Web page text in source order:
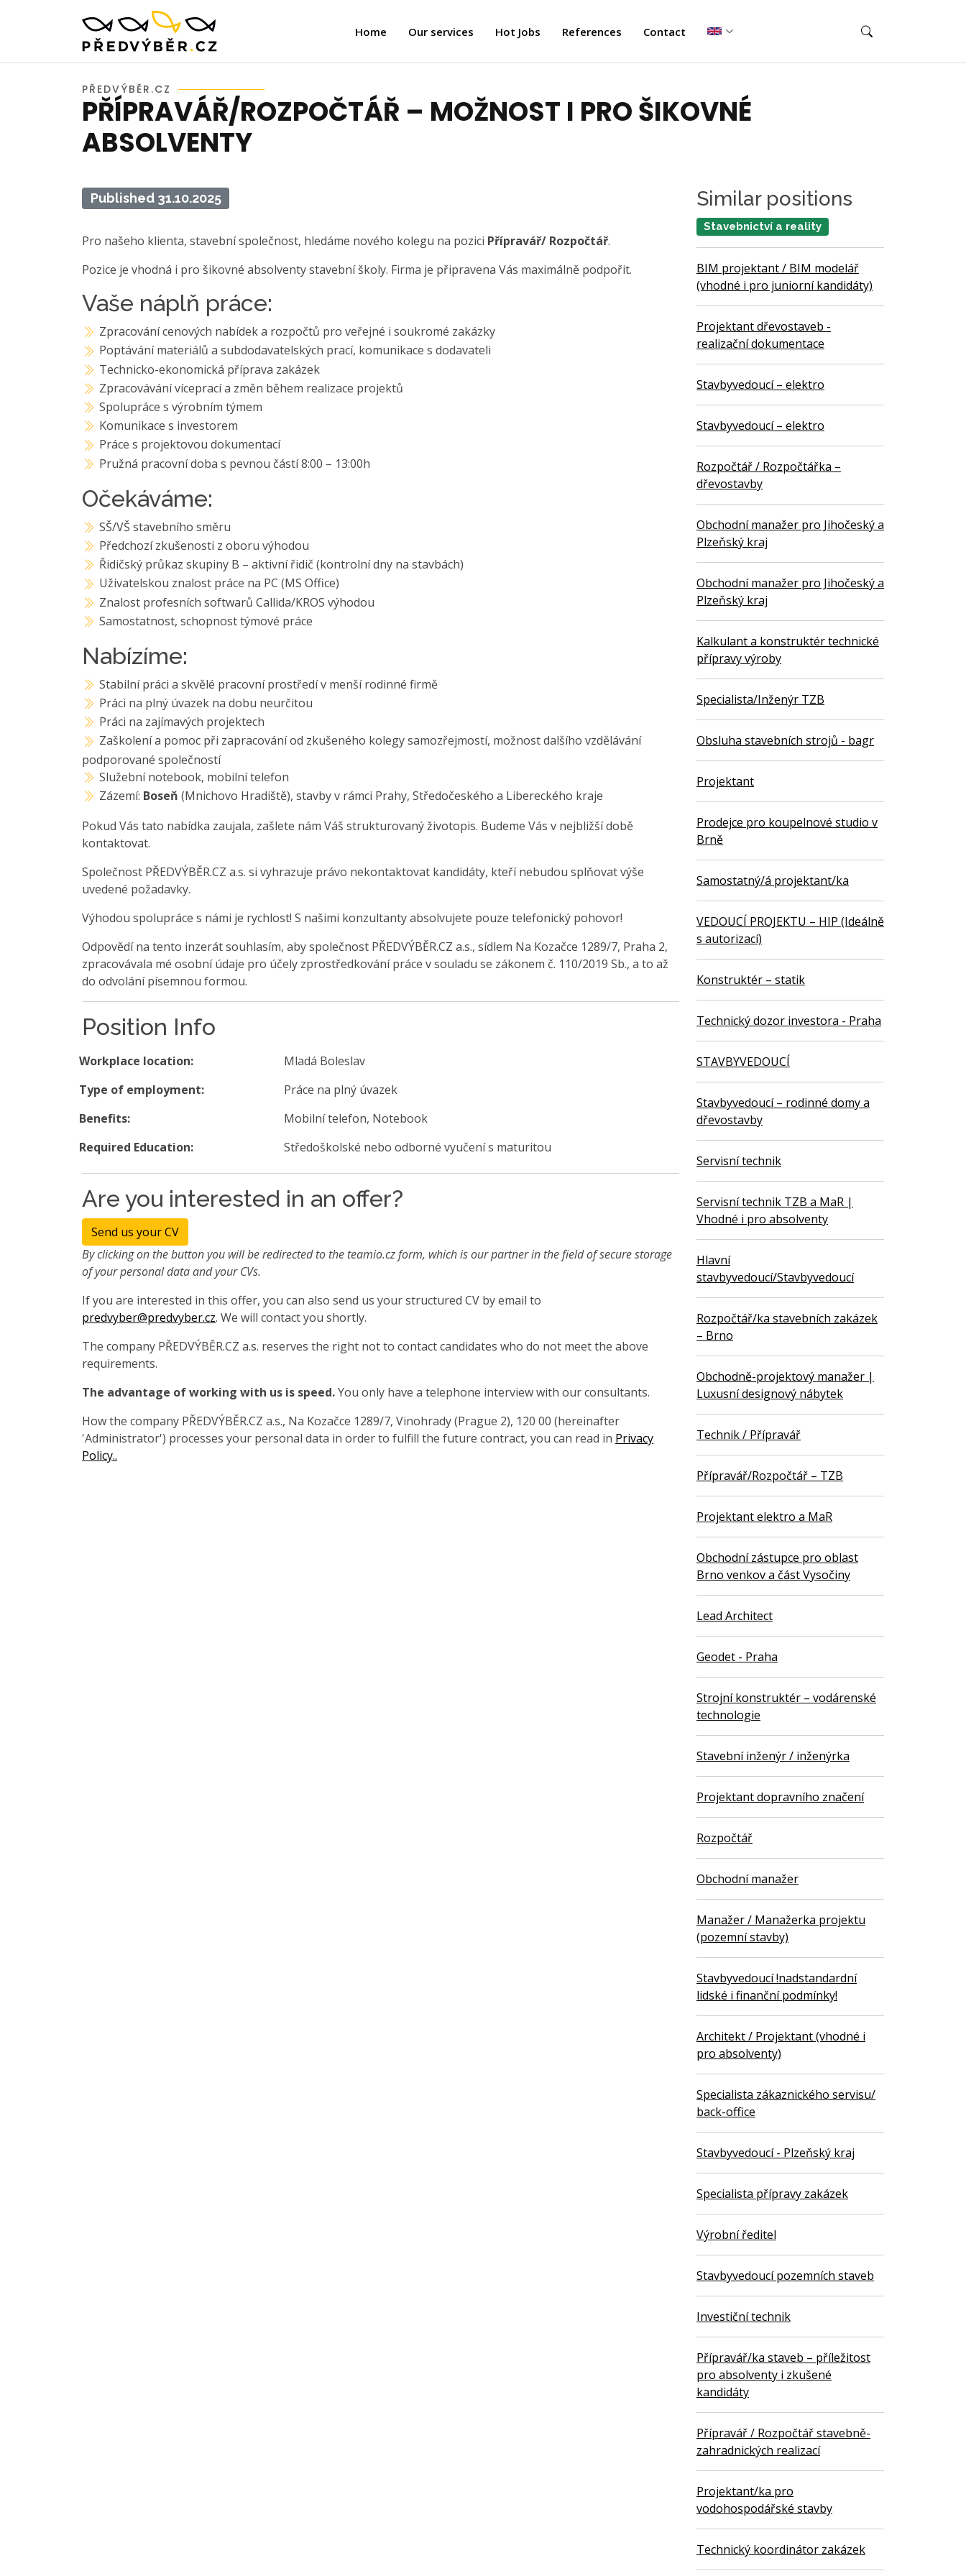
Home Our services Hot Jobs References Contact
PŘEDVÝBĚR.CZ
PŘÍPRAVÁŘ/ROZPOČTÁŘ – MOŽNOST I PRO ŠIKOVNÉ
ABSOLVENTY
Published 31.10.2025
Pro našeho klienta, stavební společnost, hledáme nového kolegu na pozici Přípravář/ Rozpočtář.
Pozice je vhodná i pro šikovné absolventy stavební školy. Firma je připravena Vás maximálně podpořit.
Vaše náplň práce:
Zpracování cenových nabídek a rozpočtů pro veřejné i soukromé zakázky
Poptávání materiálů a subdodavatelských prací, komunikace s dodavateli
Technicko-ekonomická příprava zakázek
Zpracovávání víceprací a změn během realizace projektů
Spolupráce s výrobním týmem
Komunikace s investorem
Práce s projektovou dokumentací
Pružná pracovní doba s pevnou částí 8:00 – 13:00h
Očekáváme:
SŠ/VŠ stavebního směru
Předchozí zkušenosti z oboru výhodou
Řidičský průkaz skupiny B – aktivní řidič (kontrolní dny na stavbách)
Uživatelskou znalost práce na PC (MS Office)
Znalost profesních softwarů Callida/KROS výhodou
Samostatnost, schopnost týmové práce
Nabízíme:
Stabilní práci a skvělé pracovní prostředí v menší rodinné firmě
Práci na plný úvazek na dobu neurčitou
Práci na zajímavých projektech
Zaškolení a pomoc při zapracování od zkušeného kolegy samozřejmostí, možnost dalšího vzdělávání
podporované společností
Služební notebook, mobilní telefon
Zázemí: Boseň (Mnichovo Hradiště), stavby v rámci Prahy, Středočeského a Libereckého kraje
Pokud Vás tato nabídka zaujala, zašlete nám Váš strukturovaný životopis. Budeme Vás v nejbližší době
kontaktovat.
Společnost PŘEDVÝBĚR.CZ a.s. si vyhrazuje právo nekontaktovat kandidáty, kteří nebudou splňovat výše
uvedené požadavky.
Výhodou spolupráce s námi je rychlost! S našimi konzultanty absolvujete pouze telefonický pohovor!
Odpovědí na tento inzerát souhlasím, aby společnost PŘEDVÝBĚR.CZ a.s., sídlem Na Kozačce 1289/7, Praha 2,
zpracovávala mé osobní údaje pro účely zprostředkování práce v souladu se zákonem č. 110/2019 Sb., a to až
do odvolání písemnou formou.
Position Info
Workplace location:
Mladá Boleslav
Type of employment:
Práce na plný úvazek
Benefits:
Mobilní telefon, Notebook
Required Education:
Středoškolské nebo odborné vyučení s maturitou
Are you interested in an offer?
Send us your CV
By clicking on the button you will be redirected to the teamio.cz form, which is our partner in the field of secure storage
of your personal data and your CVs.
If you are interested in this offer, you can also send us your structured CV by email to
predvyber@predvyber.cz. We will contact you shortly.
The company PŘEDVÝBĚR.CZ a.s. reserves the right not to contact candidates who do not meet the above
requirements.
The advantage of working with us is speed.You only have a telephone interview with our consultants.
How the company PŘEDVÝBĚR.CZ a.s., Na Kozačce 1289/7, Vinohrady (Prague 2), 120 00 (hereinafter
'Administrator') processes your personal data in order to fulfill the future contract, you can read in Privacy
Policy..
Similar positions
Stavebnictví a reality
BIM projektant / BIM modelář
(vhodné i pro juniorní kandidáty)
Projektant dřevostaveb -
realizační dokumentace
Stavbyvedoucí – elektro
Stavbyvedoucí – elektro
Rozpočtář / Rozpočtářka –
dřevostavby
Obchodní manažer pro Jihočeský a
Plzeňský kraj
Obchodní manažer pro Jihočeský a
Plzeňský kraj
Kalkulant a konstruktér technické
přípravy výroby
Specialista/Inženýr TZB
Obsluha stavebních strojů - bagr
Projektant
Prodejce pro koupelnové studio v
Brně
Samostatný/á projektant/ka
VEDOUCÍ PROJEKTU – HIP (Ideálně
s autorizací)
Konstruktér – statik
Technický dozor investora - Praha
STAVBYVEDOUCÍ
Stavbyvedoucí – rodinné domy a
dřevostavby
Servisní technik
Servisní technik TZB a MaR |
Vhodné i pro absolventy
Hlavní
stavbyvedoucí/Stavbyvedoucí
Rozpočtář/ka stavebních zakázek
– Brno
Obchodně-projektový manažer |
Luxusní designový nábytek
Technik / Přípravář
Přípravář/Rozpočtář – TZB
Projektant elektro a MaR
Obchodní zástupce pro oblast
Brno venkov a část Vysočiny
Lead Architect
Geodet - Praha
Strojní konstruktér – vodárenské
technologie
Stavební inženýr / inženýrka
Projektant dopravního značení
Rozpočtář
Obchodní manažer
Manažer / Manažerka projektu
(pozemní stavby)
Stavbyvedoucí !nadstandardní
lidské i finanční podmínky!
Architekt / Projektant (vhodné i
pro absolventy)
Specialista zákaznického servisu/
back-office
Stavbyvedoucí - Plzeňský kraj
Specialista přípravy zakázek
Výrobní ředitel
Stavbyvedoucí pozemních staveb
Investiční technik
Přípravář/ka staveb – příležitost
pro absolventy i zkušené
kandidáty
Přípravář / Rozpočtář stavebně-
zahradnických realizací
Projektant/ka pro
vodohospodářské stavby
Technický koordinátor zakázek